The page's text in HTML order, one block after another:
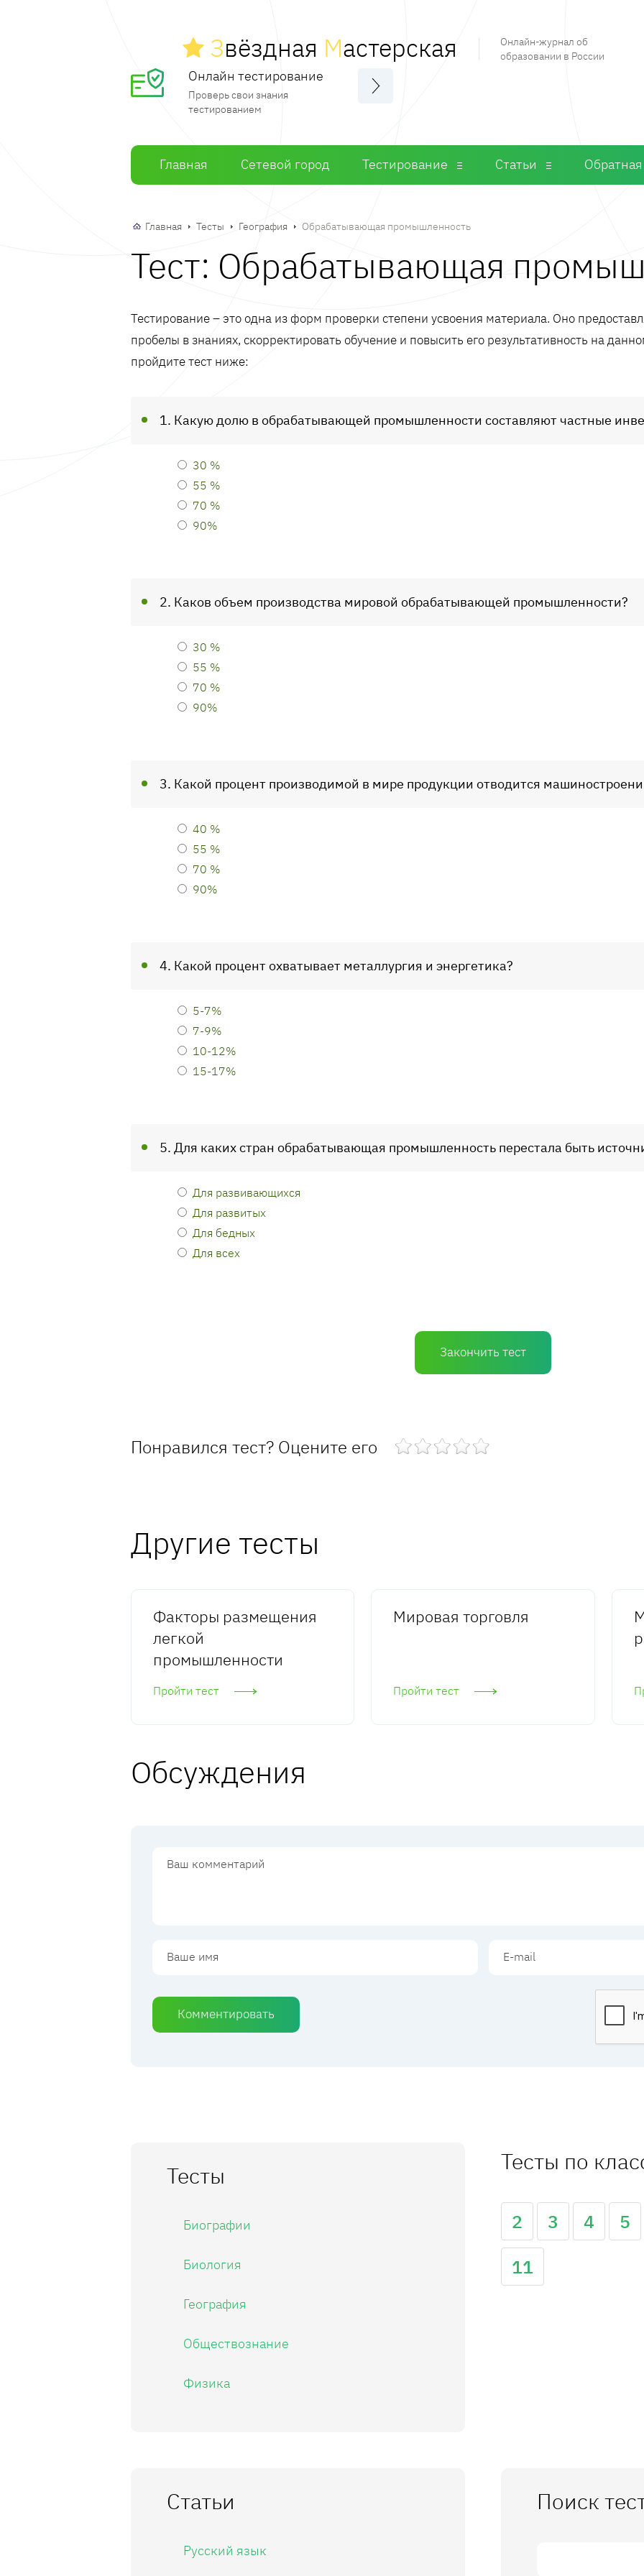
Звёздная Мастерская
Онлайн-журнал об
образовании в России
Онлайн тестирование
Проверь свои знания
тестированием
Главная Сетевой город Тестирование Статьи
Главная Тесты География Обрабатывающая промышленность
Тест: Обрабатывающая
Тестирование – это одна из форм проверки степени усвоения материала. Оно
пробелы в знаниях, скорректировать обучение и повысить его результативность на
пройдите тест ниже:
1. Какую долю в обрабатывающей промышленности составляют частные
30 %
55 %
70 %
90%
2. Каков объем производства мировой обрабатывающей промышленности?
30 %
55 %
70 %
90%
3. Какой процент производимой в мире продукции отводится
40 %
55 %
70 %
90%
4. Какой процент охватывает металлургия и энергетика?
5-7%
7-9%
10-12%
15-17%
5. Для каких стран обрабатывающая промышленность перестала быть
Для развивающихся
Для развитых
Для бедных
Для всех
Закончить тест
Понравился тест? Оцените его
Другие тесты
Факторы размещения
легкой
промышленности
Пройти тест
Мировая торговля
Пройти тест
Обсуждения
Комментировать
Тесты
Биографии
Биология
География
Обществознание
Физика
Тесты по
2 3 4
5
11
Статьи
Русский язык
Поиск